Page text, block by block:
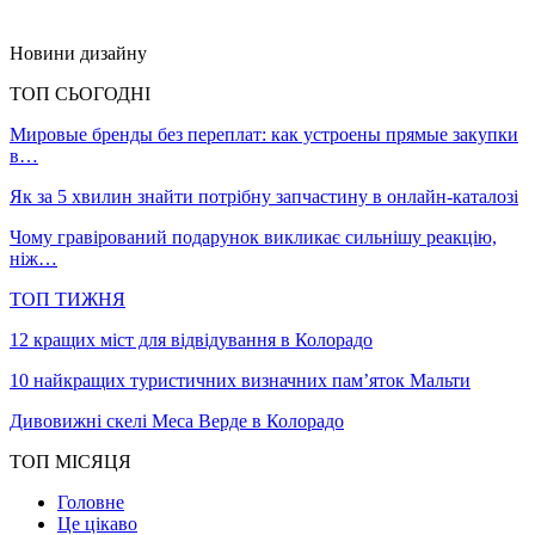
Новини дизайну
ТОП СЬОГОДНІ
Мировые бренды без переплат: как устроены прямые закупки
в…
Як за 5 хвилин знайти потрібну запчастину в онлайн-каталозі
Чому гравірований подарунок викликає сильнішу реакцію,
ніж…
ТОП ТИЖНЯ
12 кращих міст для відвідування в Колорадо
10 найкращих туристичних визначних пам’яток Мальти
Дивовижні скелі Меса Верде в Колорадо
ТОП МІСЯЦЯ
Головне
Це цікаво